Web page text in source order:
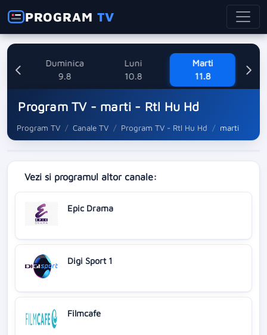
PROGRAMTV
Duminica
9.8
Luni
10.8
Marti
11.8
Program TV - marti - Rtl Hu Hd
Program TV Canale TV Program TV - Rtl Hu Hd marti
Vezi si programul altor canale:
Epic Drama
Digi Sport 1
Filmcafe